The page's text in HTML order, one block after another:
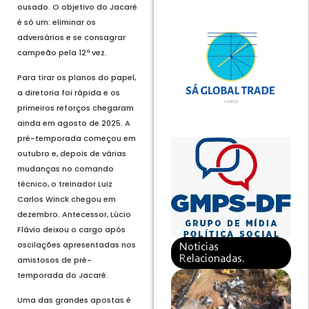
ousado. O objetivo do Jacaré
é só um: eliminar os
adversários e se consagrar
campeão pela 12ª vez.
Para tirar os planos do papel,
a diretoria foi rápida e os
primeiros reforços chegaram
ainda em agosto de 2025. A
pré-temporada começou em
outubro e, depois de várias
mudanças no comando
técnico, o treinador Luiz
Carlos Winck chegou em
dezembro. Antecessor, Lúcio
Flávio deixou o cargo após
oscilações apresentadas nos
amistosos de pré-
temporada do Jacaré.
Uma das grandes apostas é
Noticias
Relacionadas.